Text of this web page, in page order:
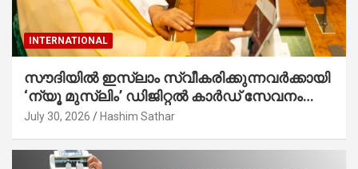
INTERNATIONAL
സൗദിയില്‍ ഇസ്‌ലാം സ്വീകരിക്കുന്നവര്‍ക്കായി
‘ന്യൂ മുസ്ലിം’ ഡിജിറ്റല്‍ കാര്‍ഡ് സേവനം
ആരംഭിച്ചു
July 30, 2026 Hashim Sathar